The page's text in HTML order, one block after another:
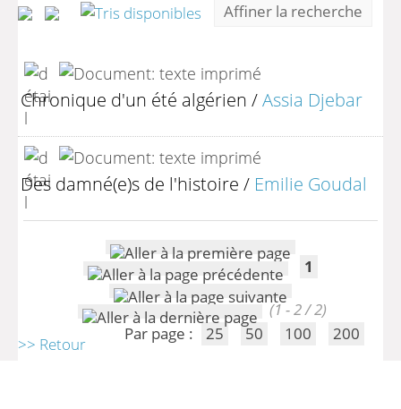
Affiner la recherche
Chronique d'un été algérien /Assia Djebar
Des damné(e)s de l'histoire / Emilie Goudal
1
(1 - 2 / 2)
Par page :
25 50 100 200
>> Retour